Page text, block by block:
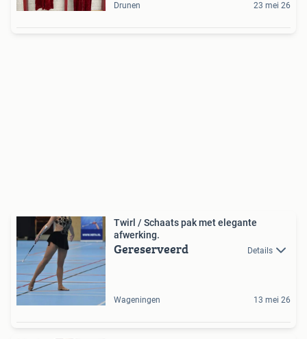
Drunen 23 mei 26
Twirl / Schaats pak met elegante
afwerking.
Gereserveerd Details
Wageningen 13 mei 26